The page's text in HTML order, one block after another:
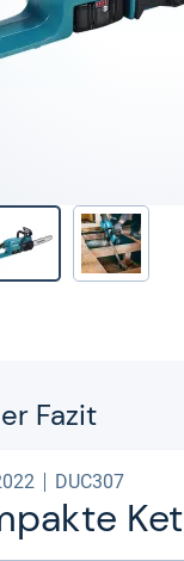
Fazit
DUC307